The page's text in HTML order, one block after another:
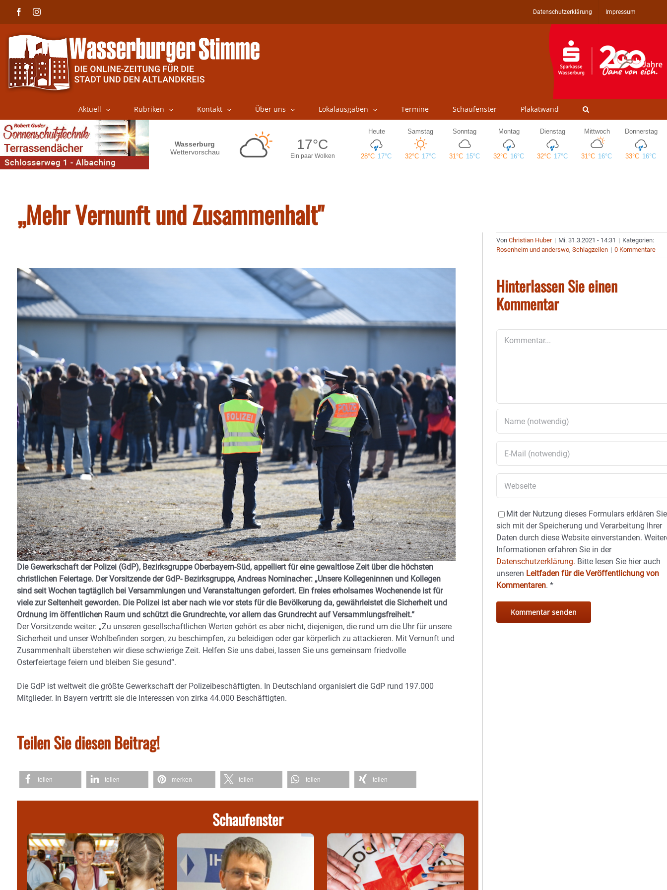
FacebookInstagram Datenschutzerklärung Impressum
Aktuell Rubriken Kontakt Über uns Lokalausgaben Termine Schaufenster Plakatwand
„Mehr Vernunft und Zusammenhalt"
Die Gewerkschaft der Polizei (GdP), Bezirksgruppe Oberbayern-Süd, appelliert für eine gewaltlose Zeit über die höchsten
christlichen Feiertage. Der Vorsitzende der GdP- Bezirksgruppe, Andreas Nominacher: „Unsere Kollegeninnen und Kollegen
sind seit Wochen tagtäglich bei Versammlungen und Veranstaltungen gefordert. Ein freies erholsames Wochenende ist für
viele zur Seltenheit geworden. Die Polizei ist aber nach wie vor stets für die Bevölkerung da, gewährleistet die Sicherheit und
Ordnung im öffentlichen Raum und schützt die Grundrechte, vor allem das Grundrecht auf Versammlungsfreiheit.“
Der Vorsitzende weiter: „Zu unseren gesellschaftlichen Werten gehört es aber nicht, diejenigen, die rund um die Uhr für unsere
Sicherheit und unser Wohlbefinden sorgen, zu beschimpfen, zu beleidigen oder gar körperlich zu attackieren. Mit Vernunft und
Zusammenhalt überstehen wir diese schwierige Zeit. Helfen Sie uns dabei, lassen Sie uns gemeinsam friedvolle
Osterfeiertage feiern und bleiben Sie gesund“.
Die GdP ist weltweit die größte Gewerkschaft der Polizeibeschäftigten. In Deutschland organisiert die GdP rund 197.000
Mitglieder. In Bayern vertritt sie die Interessen von zirka 44.000 Beschäftigten.
Teilen Sie diesen Beitrag!
teilen teilen merken teilen teilen teilen
Schaufenster
VonChristian Huber | Mi. 31.3.2021 - 14:31 | Kategorien:
Rosenheim und anderswo,Schlagzeilen | 0 Kommentare
Hinterlassen Sie einen
Kommentar
Mit der Nutzung dieses Formulars erklären Sie
sich mit der Speicherung und Verarbeitung Ihrer
Daten durch diese Website einverstanden.
Informationen erfahren Sie in der
Datenschutzerklärung. Bitte lesen Sie hier auch
unseren Leitfaden für die Veröffentlichung von
Kommentaren.*